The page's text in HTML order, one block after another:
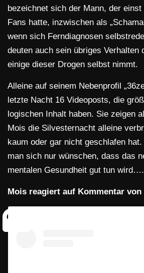
bezeichnet sich der Mann, der
Fans hatte, inzwischen als
wenn sich Ferndiagnosen
deuten auch sein übriges Verhalten
einige dieser Drogen selbst nimmt.
Alleine auf seinem Nebenprofil
letzte Nacht 16 Videoposts, die
logischen Inhalt haben. Sie zeigen
Mois die Silvesternacht alleine
kaum oder gar nicht geschlafen
man sich nur wünschen, dass das
mentalen Gesundheit gut tun wird….
Mois reagiert auf Kommentar von